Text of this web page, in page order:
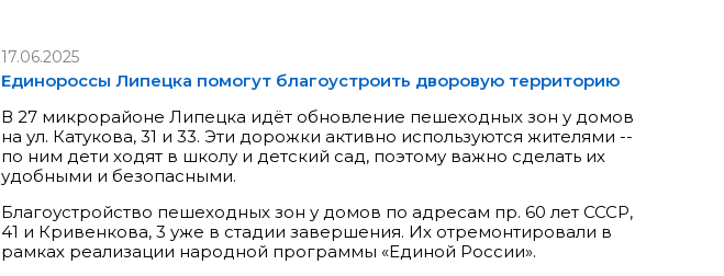
17.06.2025
Единороссы Липецка помогут благоустроить дворовую территорию
В 27 микрорайоне Липецка идёт обновление пешеходных зон у домов
на ул. Катукова, 31 и 33. Эти дорожки активно используются жителями --
по ним дети ходят в школу и детский сад, поэтому важно сделать их
удобными и безопасными.
Благоустройство пешеходных зон у домов по адресам пр. 60 лет СССР,
41 и Кривенкова, 3 уже в стадии завершения. Их отремонтировали в
рамках реализации народной программы «Единой России».